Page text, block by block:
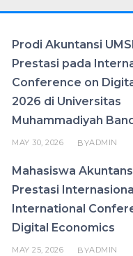
Prodi Akuntansi
Prestasi pada
Conference on
2026 di Universitas
Muhammadiyah
MAY 30, 2026 BYADMIN
Mahasiswa
Prestasi
International
Digital Economics
MAY 25, 2026 BYADMIN